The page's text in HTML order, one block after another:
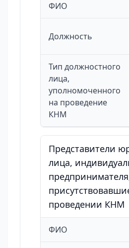
ФИО
Должность
Тип должностного
лица,
уполномоченного
на проведение
КНМ
Представители
лица,
проведении КНМ
ФИО